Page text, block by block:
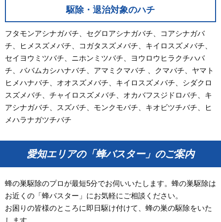
駆除・退治対象のハチ
フタモンアシナガバチ、セグロアシナガバチ、コアシナガバ
チ、ヒメスズメバチ、コガタスズメバチ、キイロスズメバチ、
セイヨウミツバチ、ニホンミツバチ、ヨウロウヒラクチハバ
チ、ババムカシハナバチ、アマミクマバチ 、クマバチ、ヤマト
ヒメハナバチ、オオスズメバチ、キイロスズメバチ、シダクロ
スズメバチ、チャイロスズメバチ、オカバフスジドロバチ、キ
アシナガバチ、スズバチ、モンクモバチ、キオビツチバチ、ヒ
メハラナガツチバチ
愛知エリアの「蜂バスター」のご案内
蜂の巣駆除のプロが最短5分でお伺いいたします。蜂の巣駆除は
お近くの「蜂バスター」にお気軽にご相談ください。
お困りの皆様のところに即日駆け付けて、蜂の巣の駆除をいた
します。